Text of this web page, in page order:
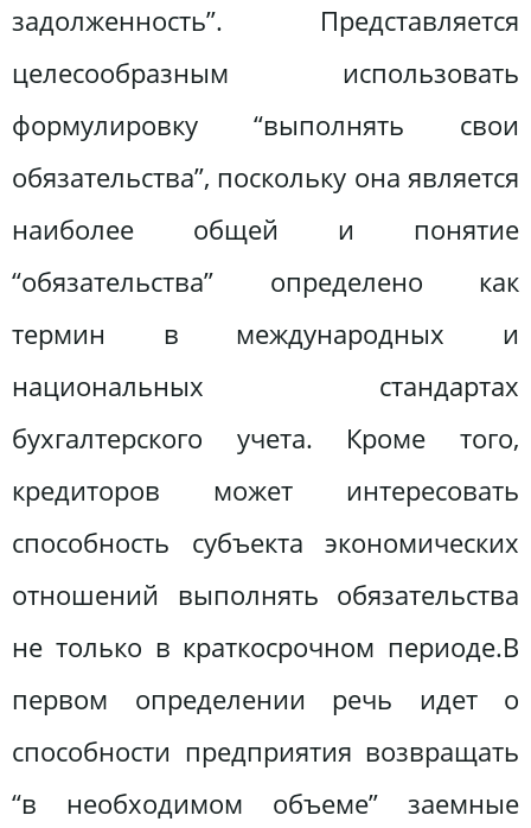
задолженность”. Представляется
целесообразным использовать
формулировку “выполнять свои
обязательства”, поскольку она является
наиболее общей и понятие
“обязательства” определено как
термин в международных и
национальных стандартах
бухгалтерского учета. Кроме того,
кредиторов может интересовать
способность субъекта экономических
отношений выполнять обязательства
не только в краткосрочном периоде.В
первом определении речь идет о
способности предприятия возвращать
“в необходимом объеме” заемные